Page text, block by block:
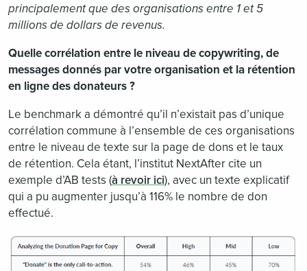
principalement que des organisations entre 1 et 5
millions de dollars de revenus.
Quelle corrélation entre le niveau de copywriting, de
messages donnés par votre organisation et la rétention
en ligne des donateurs ?
Le benchmark a démontré qu’il n’existait pas d’unique
corrélation commune à l’ensemble de ces organisations
entre le niveau de texte sur la page de dons et le taux
de rétention. Cela étant, l’institut NextAfter cite un
exemple d’AB tests (à revoir ici), avec un texte explicatif
qui a pu augmenter jusqu’à 116% le nombre de don
effectué.